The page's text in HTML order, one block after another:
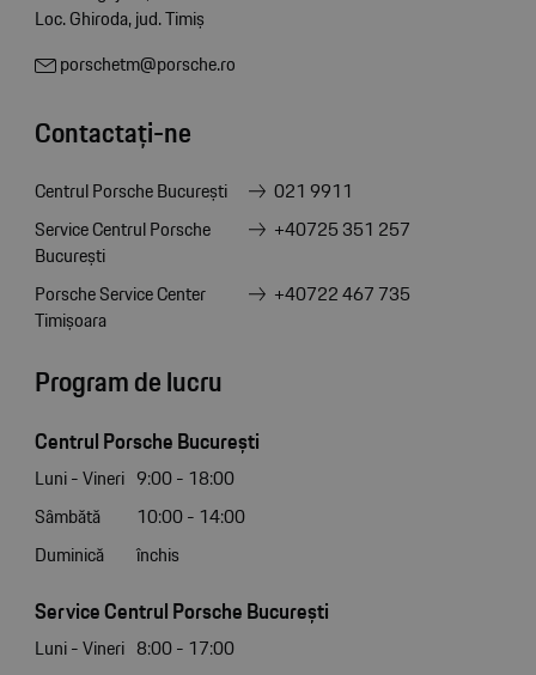
Loc. Ghiroda, jud. Timiș
porschetm@porsche.ro
Contactați-ne
Centrul Porsche București
021 9911
Service Centrul Porsche
București
+40725 351 257
Porsche Service Center
Timișoara
+40722 467 735
Program de lucru
Centrul Porsche București
Luni - Vineri 9:00 - 18:00
Sâmbătă
10:00 - 14:00
Duminică
închis
Service Centrul Porsche București
Luni - Vineri 8:00 - 17:00